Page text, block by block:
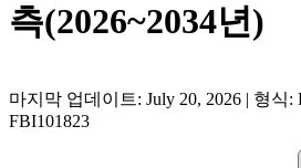
측(2026~2034년)
마지막 업데이트: July 20, 2026 | 형식:
FBI101823